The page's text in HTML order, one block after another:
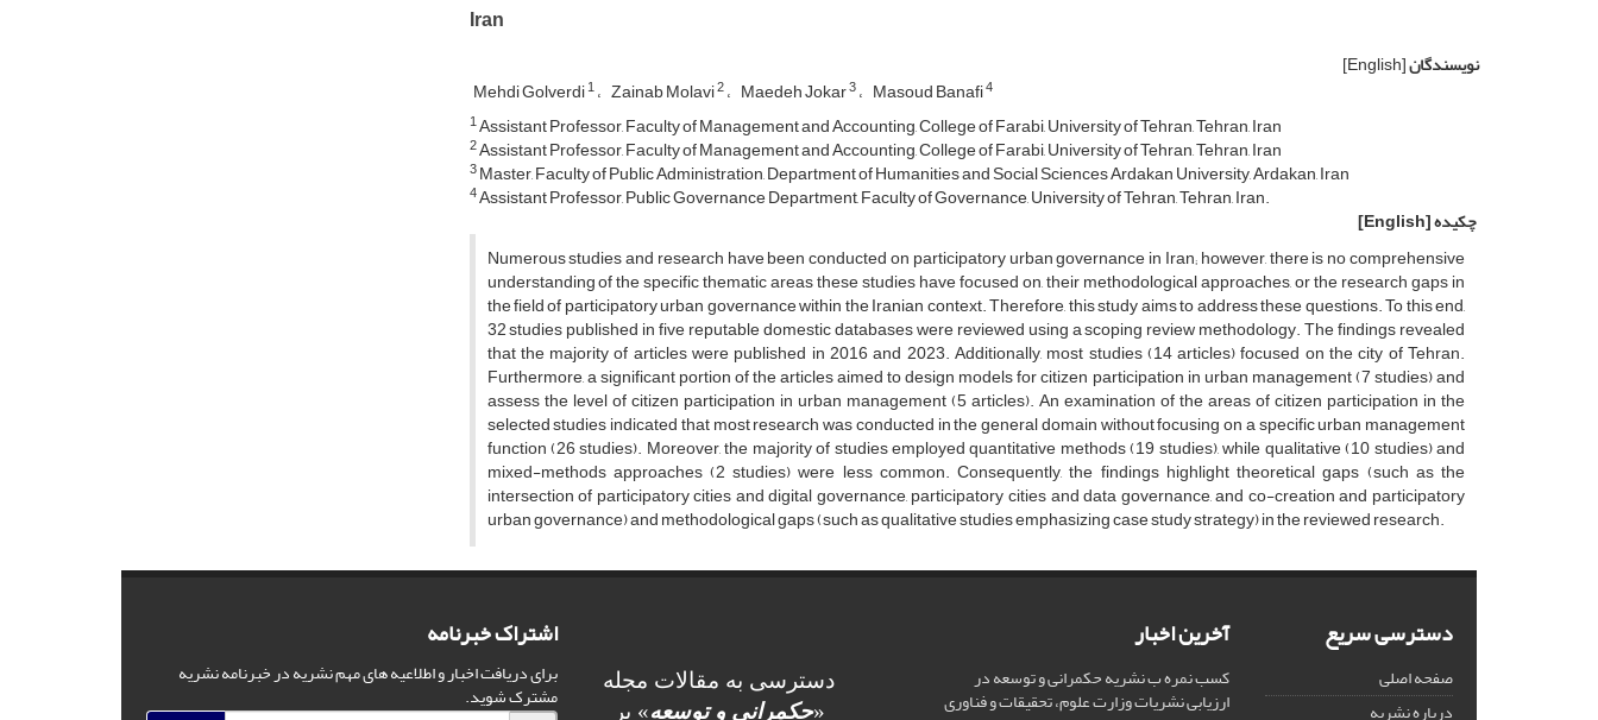
Iran
نویسندگان[English]
Mehdi Golverdi1 Zainab Molavi2 Maedeh Jokar3 Masoud Banafi4
1Assistant Professor, Faculty of Management and Accounting, College of Farabi, University of Tehran, Tehran, Iran
2Assistant Professor, Faculty of Management and Accounting, College of Farabi, University of Tehran, Tehran, Iran
3Master, Faculty of Public Administration, Department of Humanities and Social Sciences Ardakan University, Ardakan, Iran
4Assistant Professor, Public Governance Department, Faculty of Governance, University of Tehran, Tehran, Iran.
چکیده[English]
Numerous studies and research have been conducted on participatory urban governance in Iran; however, there is no comprehensive
understanding of the specific thematic areas these studies have focused on, their methodological approaches, or the research gaps in
the field of participatory urban governance within the Iranian context. Therefore, this study aims to address these questions. To this end,
32 studies published in five reputable domestic databases were reviewed using a scoping review methodology. The findings revealed
that the majority of articles were published in 2016 and 2023. Additionally, most studies (14 articles) focused on the city of Tehran.
Furthermore, a significant portion of the articles aimed to design models for citizen participation in urban management (7 studies) and
assess the level of citizen participation in urban management (5 articles). An examination of the areas of citizen participation in the
selected studies indicated that most research was conducted in the general domain without focusing on a specific urban management
function (26 studies). Moreover, the majority of studies employed quantitative methods (19 studies), while qualitative (10 studies) and
mixed-methods approaches (2 studies) were less common. Consequently, the findings highlight theoretical gaps (such as the
intersection of participatory cities and digital governance, participatory cities and data governance, and co-creation and participatory
urban governance) and methodological gaps (such as qualitative studies emphasizing case study strategy) in the reviewed research.
دسترسی سریع
صفحه اصلی
درباره نشریه
آخرین اخبار
کسب نمره ب نشریه حکمرانی و توسعه در
ارزیابی نشریات وزارت علوم، تحقیقات و فناوری
دسترسی به مقالات مجله
«حکمرانی و توسعه» بر
اشتراک خبرنامه
برای دریافت اخبار و اطلاعیه های مهم نشریه در خبرنامه نشریه
مشترک شوید.